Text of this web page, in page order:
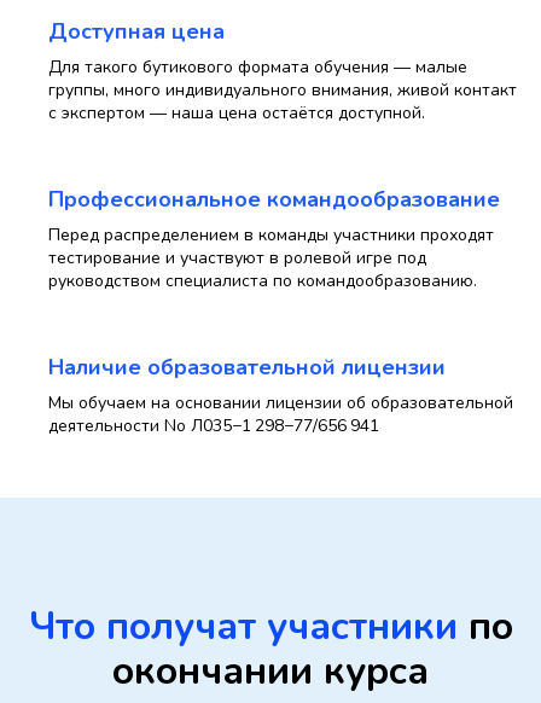
Доступная цена
Для такого бутикового формата обучения — малые
группы, много индивидуального внимания, живой контакт
с экспертом — наша цена остаётся доступной.
Профессиональное командообразование
Перед распределением в команды участники проходят
тестирование и участвуют в ролевой игре под
руководством специалиста по командообразованию.
Наличие образовательной лицензии
Мы обучаем на основании лицензии об образовательной
деятельности No Л035−1 298−77/656 941
Что получат участники по
окончании курса